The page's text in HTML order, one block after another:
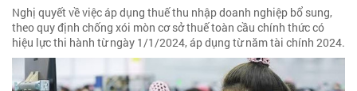
Nghị quyết về việc áp dụng thuế thu nhập doanh nghiệp bổ sung,
theo quy định chống xói mòn cơ sở thuế toàn cầu chính thức có
hiệu lực thi hành từ ngày 1/1/2024, áp dụng từ năm tài chính 2024.